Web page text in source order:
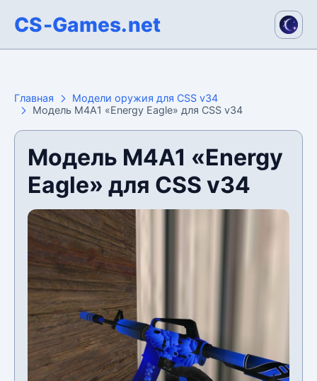
CS-Games.net
Главная
Модели оружия для CSS v34
Модель M4A1 «Energy Eagle» для CSS v34
Модель M4A1 «Energy
Eagle» для CSS v34